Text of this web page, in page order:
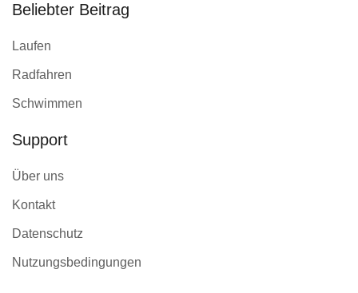
Beliebter Beitrag
Laufen
Radfahren
Schwimmen
Support
Über uns
Kontakt
Datenschutz
Nutzungsbedingungen